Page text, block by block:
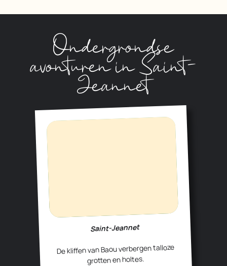
Ondergrondse
avonturen in Saint-
Jeannet
Saint-Jeannet
De kliffen van Baou verbergen talloze
grotten en holtes.